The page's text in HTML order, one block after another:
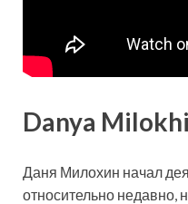
Danya
Даня Милохин начал
относительно недавно,